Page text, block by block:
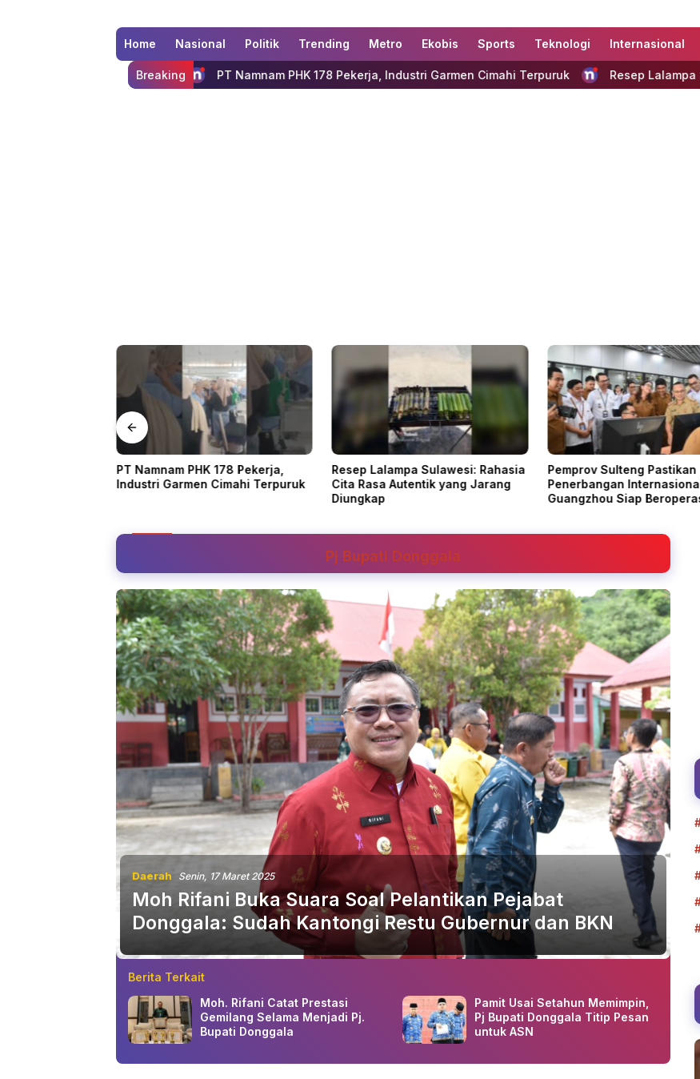
Home Nasional Politik Trending Metro Ekobis Sports Teknologi Internasional
Breaking
PT Namnam PHK 178 Pekerja, Industri Garmen Cimahi Terpuruk Resep Lalampa Sulawesi:
PT Namnam PHK 178 Pekerja,
Industri Garmen Cimahi Terpuruk
Resep Lalampa Sulawesi: Rahasia
Cita Rasa Autentik yang Jarang
Diungkap
Pemprov Sulteng Pastikan
Penerbangan
Guangzhou Siap
Pj Bupati Donggala
Daerah Senin, 17 Maret 2025
Moh Rifani Buka Suara Soal Pelantikan Pejabat
Donggala: Sudah Kantongi Restu Gubernur dan BKN
Berita Terkait
Moh. Rifani Catat Prestasi
Gemilang Selama Menjadi Pj.
Bupati Donggala
Pamit Usai Setahun Memimpin,
Pj Bupati Donggala Titip Pesan
untuk ASN